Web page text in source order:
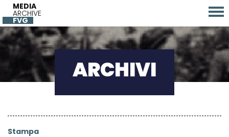
MEDIA
ARCHIVE
FVG
ARCHIVI
Stampa